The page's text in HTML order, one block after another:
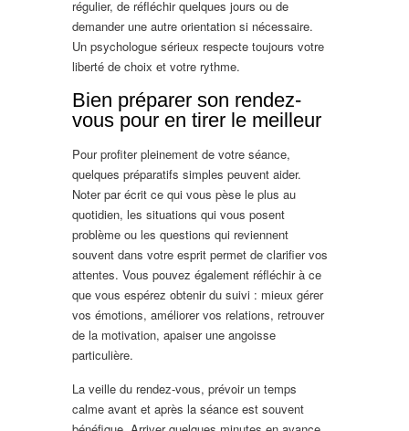
régulier, de réfléchir quelques jours ou de
demander une autre orientation si nécessaire.
Un psychologue sérieux respecte toujours votre
liberté de choix et votre rythme.
Bien préparer son rendez-
vous pour en tirer le meilleur
Pour profiter pleinement de votre séance,
quelques préparatifs simples peuvent aider.
Noter par écrit ce qui vous pèse le plus au
quotidien, les situations qui vous posent
problème ou les questions qui reviennent
souvent dans votre esprit permet de clarifier vos
attentes. Vous pouvez également réfléchir à ce
que vous espérez obtenir du suivi : mieux gérer
vos émotions, améliorer vos relations, retrouver
de la motivation, apaiser une angoisse
particulière.
La veille du rendez-vous, prévoir un temps
calme avant et après la séance est souvent